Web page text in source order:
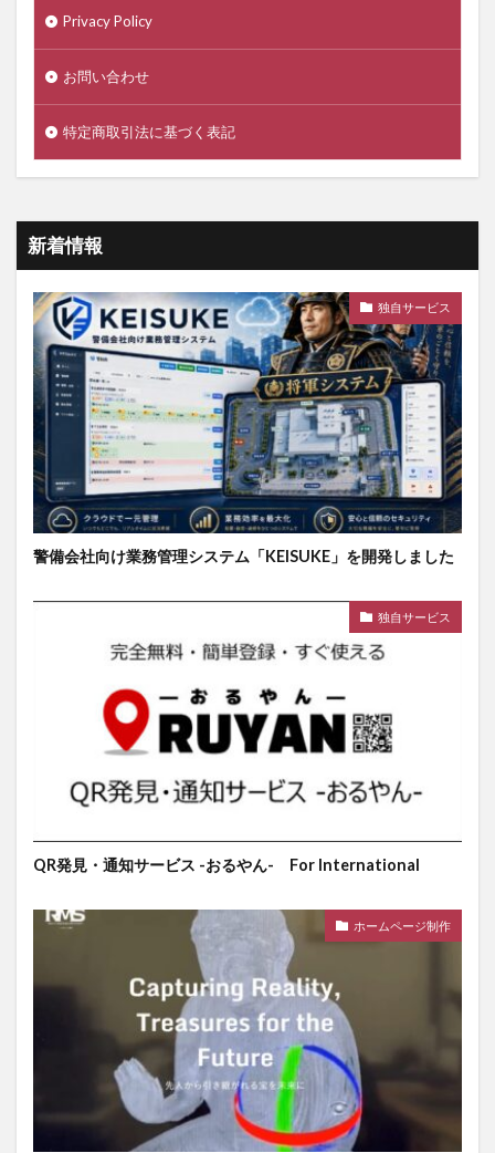
Privacy Policy
お問い合わせ
特定商取引法に基づく表記
新着情報
独自サービス
警備会社向け業務管理システム「KEISUKE」を開発しました
独自サービス
QR発見・通知サービス -おるやん- For International
ホームページ制作